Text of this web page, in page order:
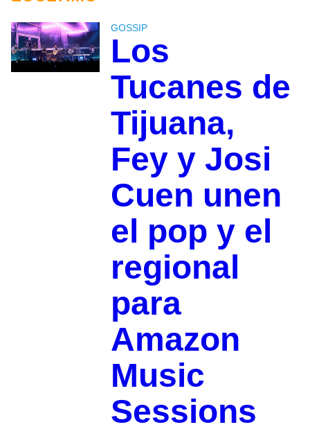
GOSSIP
Los
Tucanes de
Tijuana,
Fey y Josi
Cuen unen
el pop y el
regional
para
Amazon
Music
Sessions